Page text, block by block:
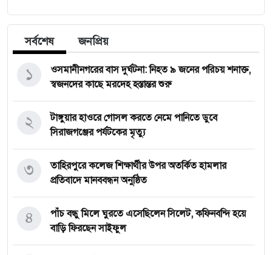
সর্বশেষ জনপ্রিয়
‎ওসমানীনগরের বাস দুর্ঘটনা: নিহত ৯ জনের পরিচয় শনাক্ত,
স্বজনদের কাছে মরদেহ হস্তান্তর শুরু
১
টাঙ্গুয়ার হাওরে গোসল করতে নেমে পানিতে ডুবে
সিরাজগঞ্জের পর্যটকের মৃত্যু
২
তাহিরপুরে কলেজ শিক্ষার্থীর উপর অতর্কিত হামলার
প্রতিবাদে মানববন্ধন অনুষ্ঠিত
৩
পাঁচ বন্ধু মিলে ঘুরতে এসেছিলেন সিলেট, কফিনবন্দি হয়ে
বাড়ি ফিরছেন সাইফুল
৪